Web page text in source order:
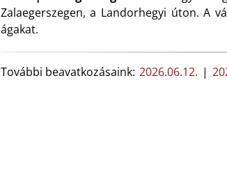
Zalaegerszegen, a Landorhegyi úton. A
ágakat.
További beavatkozásaink: 2026.06.12. |